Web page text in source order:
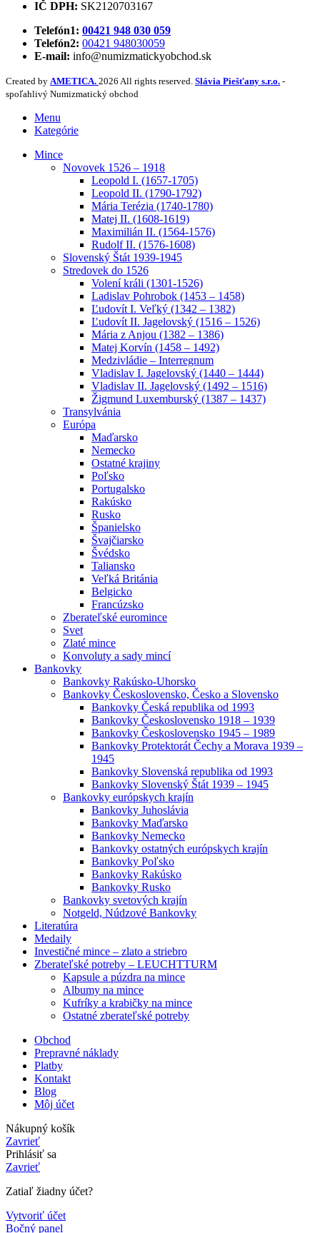
IČ DPH: SK2120703167
Telefón1: 00421 948 030 059
Telefón2: 00421 948030059
E-mail: info@numizmatickyobchod.sk
Created by AMETICA. 2026 All rights reserved. Slávia Piešťany s.r.o. -
spoľahlivý Numizmatický obchod
Menu
Kategórie
Mince
Novovek 1526 – 1918
Leopold I. (1657-1705)
Leopold II. (1790-1792)
Mária Terézia (1740-1780)
Matej II. (1608-1619)
Maximilián II. (1564-1576)
Rudolf II. (1576-1608)
Slovenský Štát 1939-1945
Stredovek do 1526
Volení králi (1301-1526)
Ladislav Pohrobok (1453 – 1458)
Ľudovít I. Veľký (1342 – 1382)
Ľudovít II. Jagelovský (1516 – 1526)
Mária z Anjou (1382 – 1386)
Matej Korvín (1458 – 1492)
Medzivládie – Interregnum
Vladislav I. Jagelovský (1440 – 1444)
Vladislav II. Jagelovský (1492 – 1516)
Žigmund Luxemburský (1387 – 1437)
Transylvánia
Európa
Maďarsko
Nemecko
Ostatné krajiny
Poľsko
Portugalsko
Rakúsko
Rusko
Španielsko
Švajčiarsko
Švédsko
Taliansko
Veľká Británia
Belgicko
Francúzsko
Zberateľské euromince
Svet
Zlaté mince
Konvoluty a sady mincí
Bankovky
Bankovky Rakúsko-Uhorsko
Bankovky Československo, Česko a Slovensko
Bankovky Česká republika od 1993
Bankovky Československo 1918 – 1939
Bankovky Československo 1945 – 1989
Bankovky Protektorát Čechy a Morava 1939 –
1945
Bankovky Slovenská republika od 1993
Bankovky Slovenský Štát 1939 – 1945
Bankovky európskych krajín
Bankovky Juhoslávia
Bankovky Maďarsko
Bankovky Nemecko
Bankovky ostatných európskych krajín
Bankovky Poľsko
Bankovky Rakúsko
Bankovky Rusko
Bankovky svetových krajín
Notgeld, Núdzové Bankovky
Literatúra
Medaily
Investičné mince – zlato a striebro
Zberateľské potreby – LEUCHTTURM
Kapsule a púzdra na mince
Albumy na mince
Kufríky a krabičky na mince
Ostatné zberateľské potreby
Obchod
Prepravné náklady
Platby
Kontakt
Blog
Môj účet
Nákupný košík
Zavrieť
Prihlásiť sa
Zavrieť
Zatiaľ žiadny účet?
Vytvoriť účet
Bočný panel